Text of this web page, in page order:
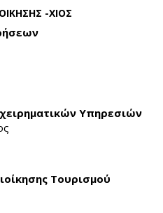
-ΧΙΟΣ
Υπηρεσιών
Τουρισμού